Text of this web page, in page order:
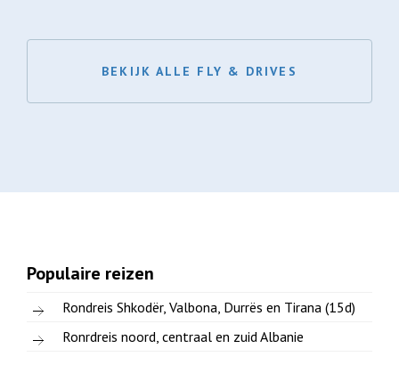
BEKIJK ALLE FLY & DRIVES
Populaire reizen
Rondreis Shkodër, Valbona, Durrës en Tirana (15d)
Ronrdreis noord, centraal en zuid Albanie